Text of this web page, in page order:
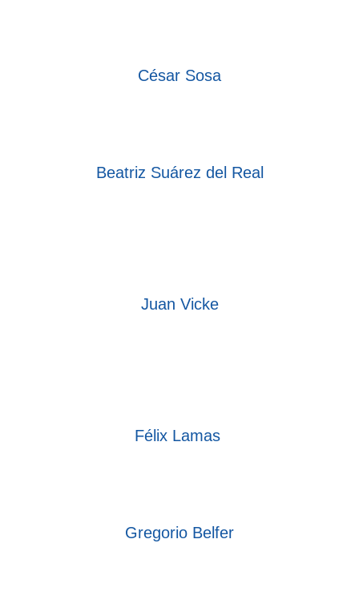
César Sosa
Beatriz Suárez del Real
Juan Vicke
Félix Lamas
Gregorio Belfer